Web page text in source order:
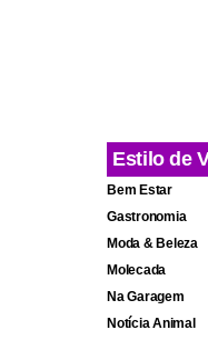
Estilo de
Bem Estar
Gastronomia
Moda & Beleza
Molecada
Na Garagem
Notícia Animal